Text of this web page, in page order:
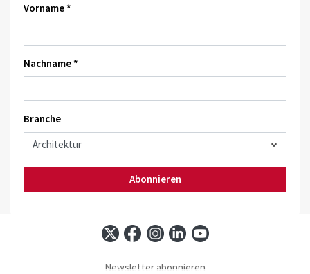
Vorname *
Nachname *
Branche
Abonnieren
Newsletter abonnieren